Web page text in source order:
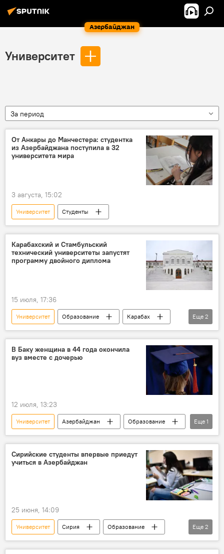
Азербайджан
Университет
За период
От Анкары до Манчестера: студентка
из Азербайджана поступила в 32
университета мира
3 августа, 15:02
Университет Студенты
Карабахский и Стамбульский
технический университеты запустят
программу двойного диплома
15 июля, 17:36
Университет Образование
Карабах
Стамбул
Возрождение и реинтеграция Карабаха
Еще 2
В Баку женщина в 44 года окончила
вуз вместе с дочерью
12 июля, 13:23
Университет Азербайджан
Образование
Диплом
Еще 1
Сирийские студенты впервые приедут
учиться в Азербайджан
25 июня, 14:09
Университет Сирия
Образование
Сотрудничество
Школы
Еще 2